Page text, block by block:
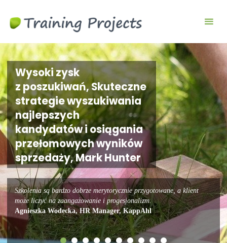
integracyjne,
team
building
Wysoki zysk
z poszukiwań, Skuteczne
strategie wyszukiwania
najlepszych
kandydatów i osiągania
przełomowych wyników
sprzedaży, Mark Hunter
Szkolenia są bardzo dobrze merytorycznie przygotowane, a klient
może liczyć na zaangażowanie i progesjonalizm.
Agnieszka Wodecka, HR Manager, KappAhl